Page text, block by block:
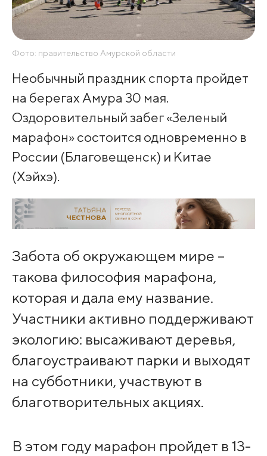
Фото: правительство Амурской области
Необычный праздник спорта пройдет
на берегах Амура 30 мая.
Оздоровительный забег «Зеленый
марафон» состоится одновременно в
России (Благовещенск) и Китае
(Хэйхэ).
Забота об окружающем мире –
такова философия марафона,
которая и дала ему название.
Участники активно поддерживают
экологию: высаживают деревья,
благоустраивают парки и выходят
на субботники, участвуют в
благотворительных акциях.
В этом году марафон пройдет в 13-